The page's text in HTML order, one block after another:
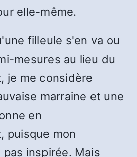
elle-même.
filleule s'en va ou
mesures au lieu du
je me considère
marraine et une
en
puisque mon
pas inspirée. Mais